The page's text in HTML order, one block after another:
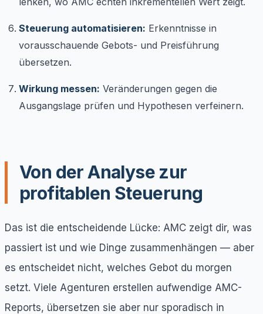
Steuerung automatisieren: Erkenntnisse in
vorausschauende Gebots- und Preisführung
übersetzen.
Wirkung messen: Veränderungen gegen die
Ausgangslage prüfen und Hypothesen verfeinern.
Von der Analyse zur
profitablen Steuerung
Das ist die entscheidende Lücke: AMC zeigt dir, was
passiert ist und wie Dinge zusammenhängen — aber
es entscheidet nicht, welches Gebot du morgen
setzt. Viele Agenturen erstellen aufwendige AMC-
Reports, übersetzen sie aber nur sporadisch in